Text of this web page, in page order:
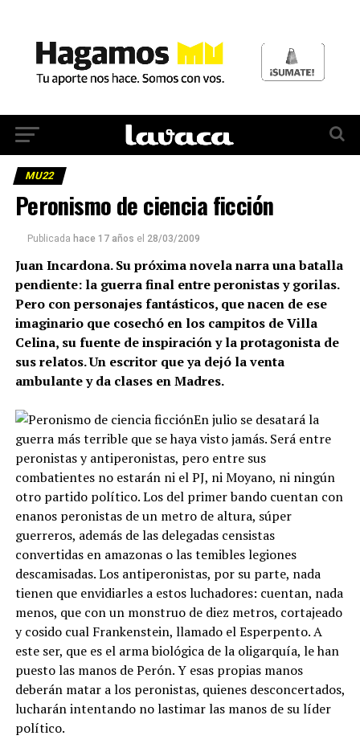
MU22
Peronismo de ciencia ficción
Publicada hace 17 años el 28/03/2009
Juan Incardona. Su próxima novela narra una batalla
pendiente: la guerra final entre peronistas y gorilas.
Pero con personajes fantásticos, que nacen de ese
imaginario que cosechó en los campitos de Villa
Celina, su fuente de inspiración y la protagonista de
sus relatos. Un escritor que ya dejó la venta
ambulante y da clases en Madres.
En julio se desatará la
guerra más terrible que se haya visto jamás. Será entre
peronistas y antiperonistas, pero entre sus
combatientes no estarán ni el PJ, ni Moyano, ni ningún
otro partido político. Los del primer bando cuentan con
enanos peronistas de un metro de altura, súper
guerreros, además de las delegadas censistas
convertidas en amazonas o las temibles legiones
descamisadas. Los antiperonistas, por su parte, nada
tienen que envidiarles a estos luchadores: cuentan, nada
menos, que con un monstruo de diez metros, cortajeado
y cosido cual Frankenstein, llamado el Esperpento. A
este ser, que es el arma biológica de la oligarquía, le han
puesto las manos de Perón. Y esas propias manos
deberán matar a los peronistas, quienes desconcertados,
lucharán intentando no lastimar las manos de su líder
político.